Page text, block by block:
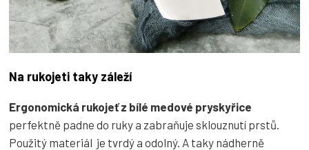
Na rukojeti taky záleží
Ergonomická rukojeť z bílé medové pryskyřice
perfektně padne do ruky a zabraňuje sklouznutí prstů.
Použitý materiál je tvrdý a odolný. A taky nádherně